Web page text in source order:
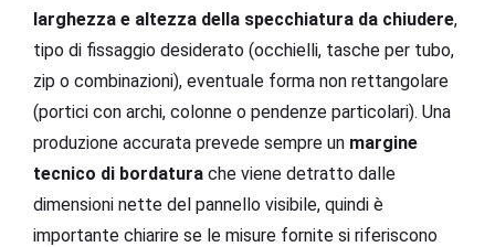
larghezza e altezza della specchiatura da chiudere,
tipo di fissaggio desiderato (occhielli, tasche per tubo,
zip o combinazioni), eventuale forma non rettangolare
(portici con archi, colonne o pendenze particolari). Una
produzione accurata prevede sempre un margine
tecnico di bordatura che viene detratto dalle
dimensioni nette del pannello visibile, quindi è
importante chiarire se le misure fornite si riferiscono